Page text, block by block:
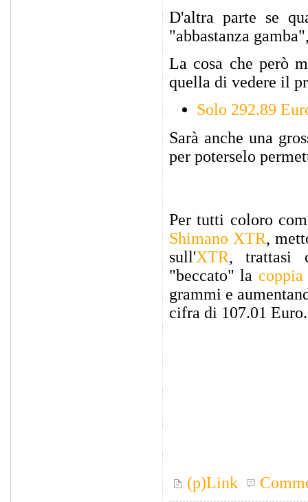
D'altra parte se
"abbastanza
La cosa che però
quella di vedere il
Solo 292.89
Sarà anche una
per poterselo
Per tutti coloro
Shimano XTR,
sull'XTR,
"beccato" la
grammi e
cifra di 107.01
(p)Link